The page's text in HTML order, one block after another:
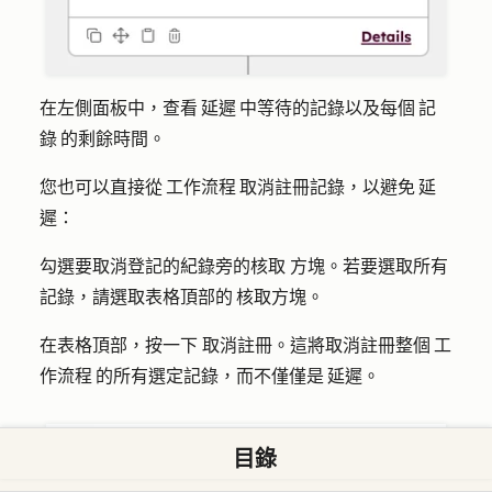
在左側面板中，查看 延遲 中等待的記錄以及每個 記
錄 的剩餘時間。
您也可以直接從 工作流程 取消註冊記錄，以避免 延
遲：
勾選要取消登記的紀錄旁的核取 方塊。若要選取所有
記錄，請選取表格頂部的 核取方塊。
在表格頂部，按一下 取消註冊。這將取消註冊整個 工
作流程 的所有選定記錄，而不僅僅是 延遲。
目錄